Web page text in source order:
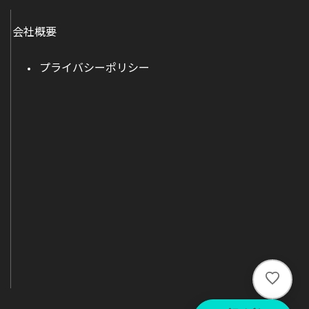
い
ね
会社概要
プライバシーポリシー